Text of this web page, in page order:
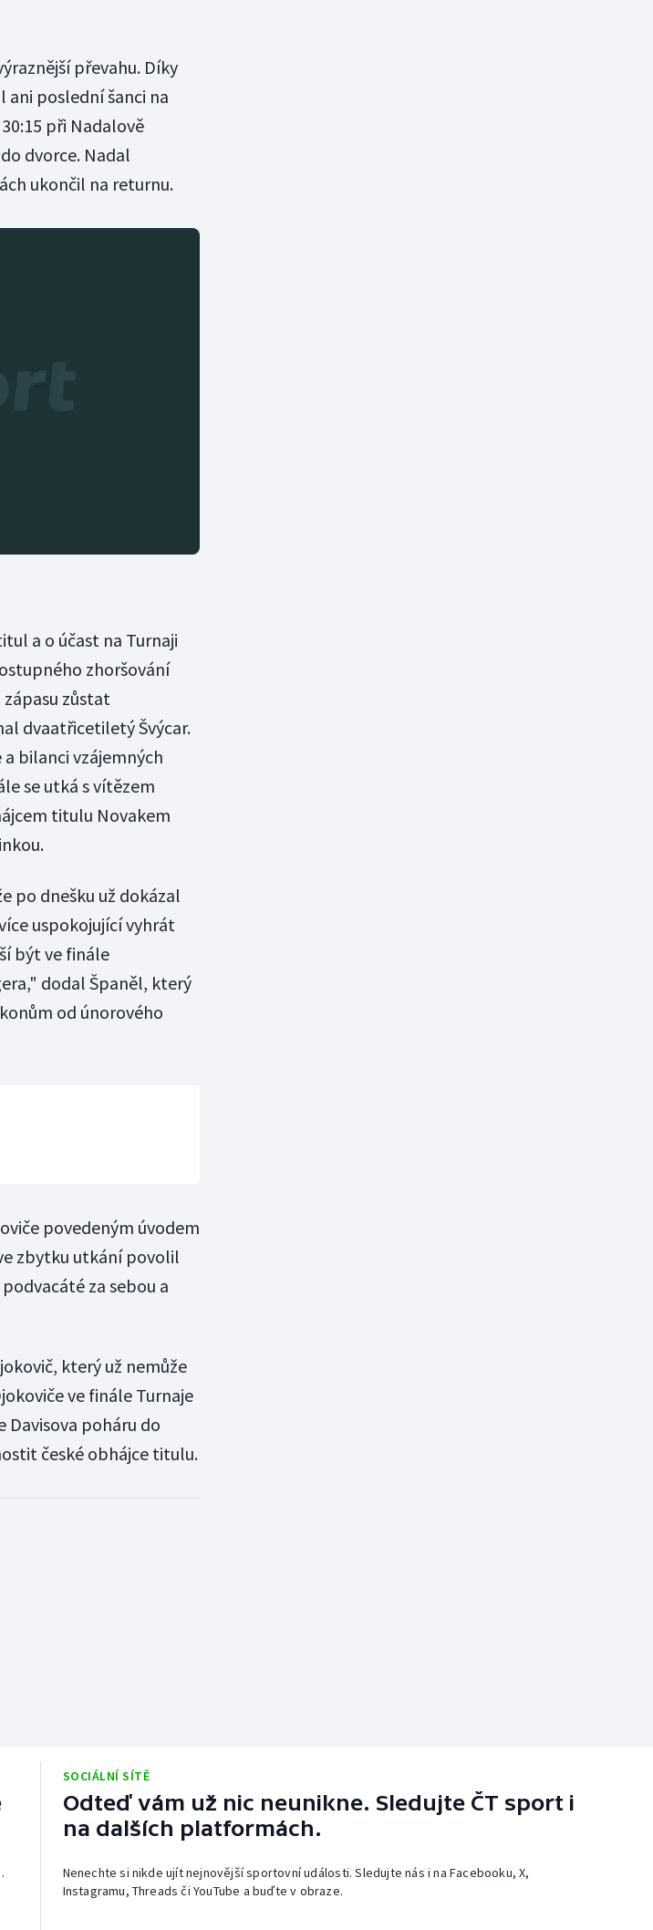
převahu. Díky
ani poslední šanci na
při Nadalově
dvorce. Nadal
ukončil na returnu.
a o účast na Turnaji
zhoršování
zůstat
dvaatřicetiletý Švýcar.
bilanci vzájemných
se utká s vítězem
titulu Novakem
po dnešku už dokázal
uspokojující vyhrát
být ve finále
dodal Španěl, který
od únorového
povedeným úvodem
zbytku utkání povolil
za sebou a
který už nemůže
ve finále Turnaje
Davisova poháru do
české obhájce titulu.
SOCIÁLNÍ SÍTĚ
Odteď vám už nic neunikne. Sledujte ČT sport i
na dalších platformách.
Nenechte si nikde ujít nejnovější sportovní události. Sledujte nás i na Facebooku, X,
Instagramu, Threads či YouTube a buďte v obraze.